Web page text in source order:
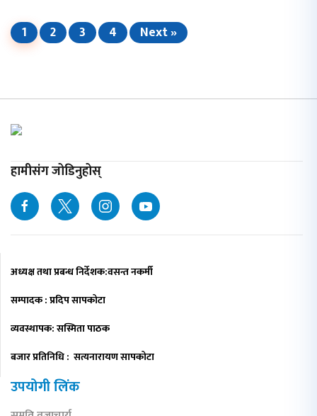
1 2 3 4 Next »
हामीसंग जोडिनुहोस्
अध्यक्ष तथा प्रबन्ध निर्देशक:वसन्त नकर्मी
सम्पादक : प्रदिप सापकोटा
व्यवस्थापक: सस्मिता पाठक
बजार प्रतिनिधि : सत्यनारायण सापकोटा
उपयोगी लिंक